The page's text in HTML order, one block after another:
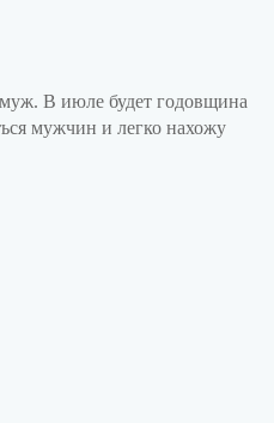
В июле будет годовщина
мужчин и легко нахожу